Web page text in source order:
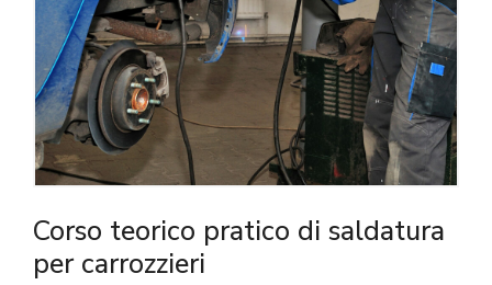
Corso teorico pratico di saldatura
per carrozzieri